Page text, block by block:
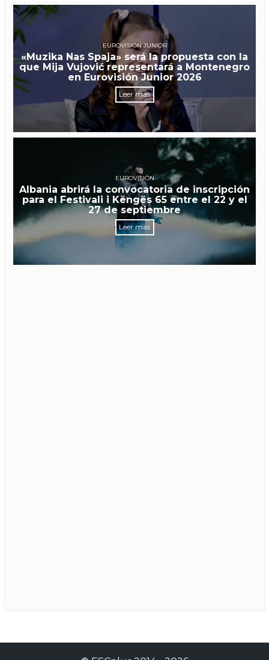
EUROVISIÓN JUNIOR
«Muzika Nas Spaja» será la propuesta con la
que Mija Vujović representará a Montenegro
en Eurovisión Junior 2026
Leer más
EUROVISIÓN
Albania abrirá la convocatoria de inscripción
para el Festivali i Këngës 65 entre el 22 y el
27 de septiembre
Leer más